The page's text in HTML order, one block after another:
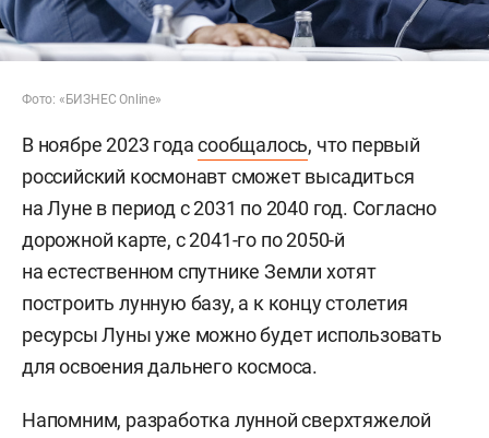
Фото: «БИЗНЕС Online»
В ноябре 2023 годасообщалось, что первый
российский космонавт сможет высадиться
на Луне в период с 2031 по 2040 год. Согласно
дорожной карте, с 2041-го по 2050-й
на естественном спутнике Земли хотят
построить лунную базу, а к концу столетия
ресурсы Луны уже можно будет использовать
для освоения дальнего космоса.
Напомним, разработка лунной сверхтяжелой